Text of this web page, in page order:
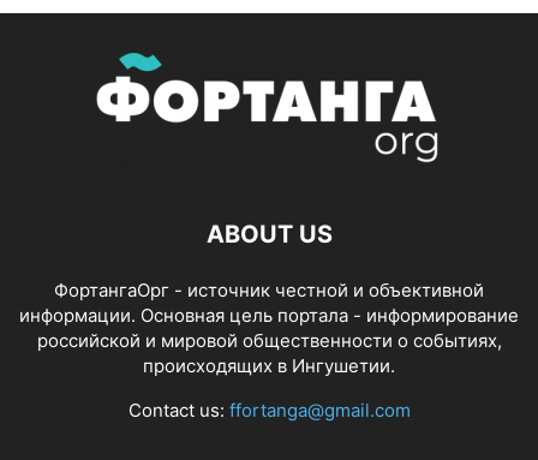
ABOUT US
ФортангаОрг - источник честной и объективной
информации. Основная цель портала - информирование
российской и мировой общественности о событиях,
происходящих в Ингушетии.
Contact us: ffortanga@gmail.com